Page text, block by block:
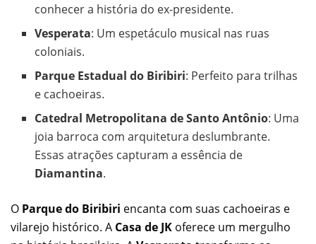
conhecer a história do ex-presidente.
Vesperata: Um espetáculo musical nas ruas
coloniais.
Parque Estadual do Biribiri: Perfeito para trilhas
e cachoeiras.
Catedral Metropolitana de Santo Antônio: Uma
joia barroca com arquitetura deslumbrante.
Essas atrações capturam a essência de
Diamantina.
O Parque do Biribiri encanta com suas cachoeiras e
vilarejo histórico. A Casa de JK oferece um mergulho